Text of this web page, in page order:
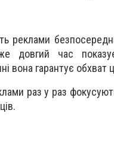
реклами
довгий час
вона гарантує обхват
раз у раз